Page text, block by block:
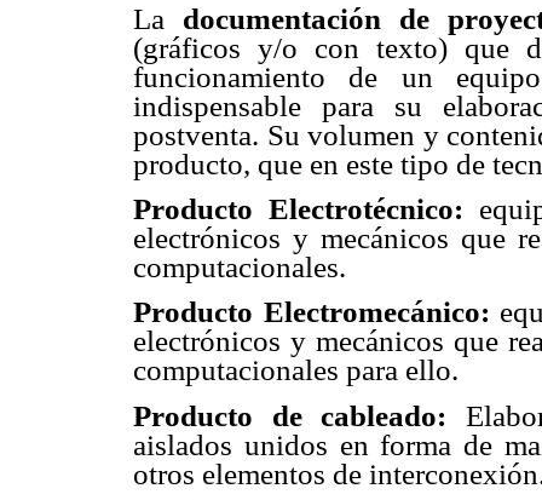
La documentación de
(gráficos y/o con texto) que
funcionamiento de un
indispensable para su
postventa. Su volumen y
producto, que en este tipo de
Producto Electrotécnico:
electrónicos y mecánicos que
computacionales.
Producto Electromecánico:
electrónicos y mecánicos que
computacionales para ello.
Producto de cableado:
aislados unidos en forma de
otros elementos de